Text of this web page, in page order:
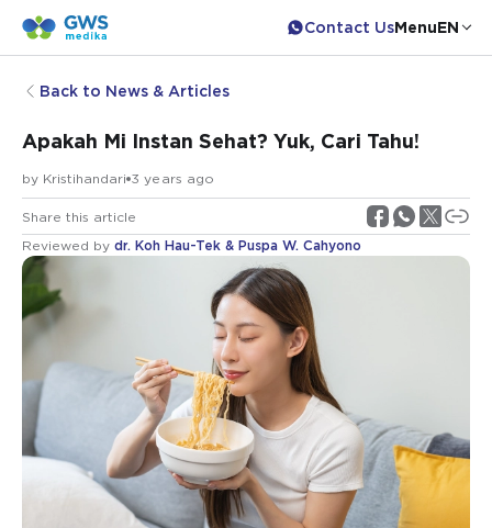
Contact UsMenuEN
Back to News & Articles
Apakah Mi Instan Sehat? Yuk, Cari Tahu!
by Kristihandari 3 years ago
Share this article
Reviewed by dr. Koh Hau-Tek & Puspa W. Cahyono